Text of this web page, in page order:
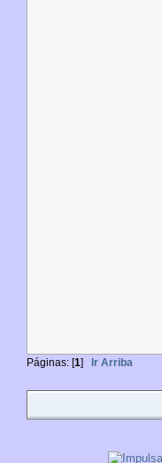
Páginas: [1] Ir Arriba